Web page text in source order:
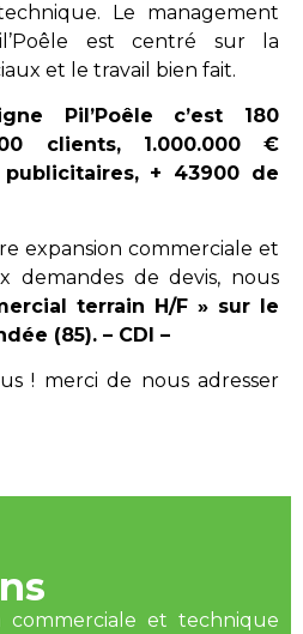
Le management
est centré sur la
et le travail bien fait.
Pil’Poêle c’est 180
clients, 1.000.000 €
publicitaires, + 43900 de
expansion commerciale et
demandes de devis, nous
terrain H/F » sur le
(85). – CDI –
! merci de nous adresser
commerciale et technique